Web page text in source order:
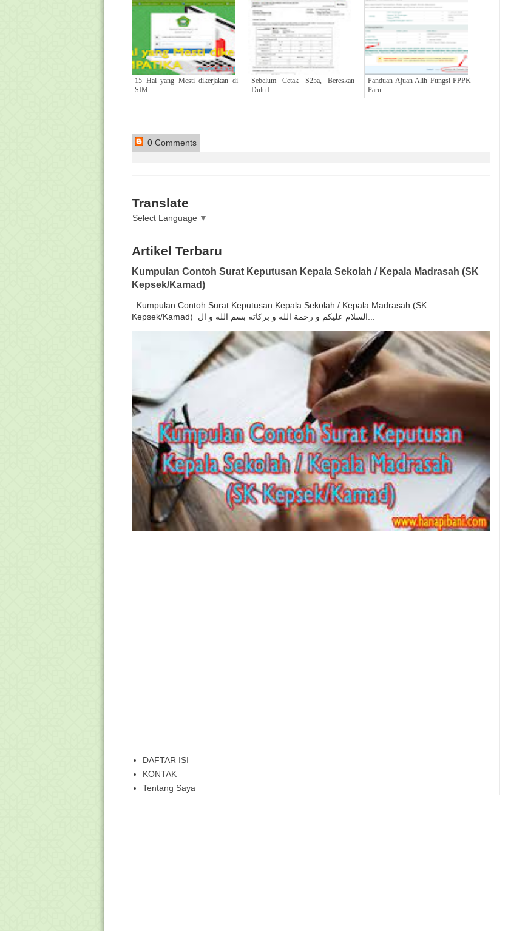
15 Hal yang Mesti dikerjakan di
SIM...
Sebelum Cetak S25a, Bereskan
Dulu I...
Panduan Ajuan Alih Fungsi PPPK
Paru...
0 Comments
Translate
Select Language ▼
Artikel Terbaru
Kumpulan Contoh Surat Keputusan Kepala Sekolah / Kepala Madrasah (SK
Kepsek/Kamad)
Kumpulan Contoh Surat Keputusan Kepala Sekolah / Kepala Madrasah (SK
DAFTAR ISI
KONTAK
Tentang Saya